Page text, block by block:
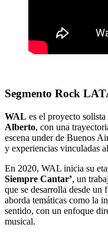
Segmento Rock
WAL es el proyecto
Alberto, con una
escena under de Buenos
y experiencias vinculadas al
En 2020, WAL inicia su
Siempre Cantar’, un
que se desarrolla desde
aborda temáticas como la
sentido, con un enfoque
musical.